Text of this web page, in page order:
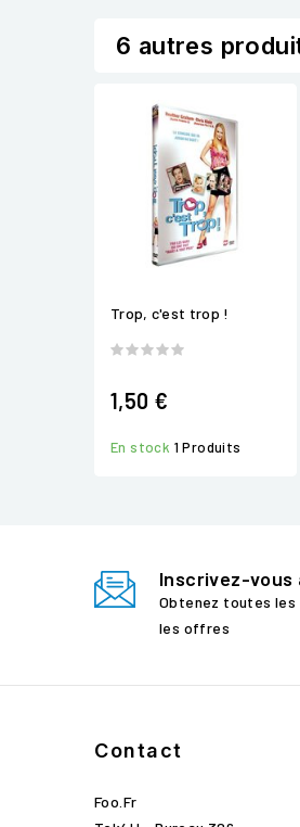
6 autres
Trop, c'est trop !
1,50 €
En stock 1 Produits
Inscrivez-vous
Obtenez toutes les
les offres
Contact
Foo.fr